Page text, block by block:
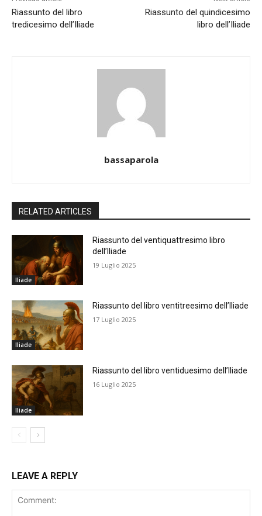
Riassunto del libro
tredicesimo dell’Iliade
Riassunto del quindicesimo
libro dell’Iliade
bassaparola
RELATED ARTICLES
Iliade
Riassunto del ventiquattresimo libro
dell’Iliade
19 Luglio 2025
Iliade
Riassunto del libro ventitreesimo dell’Iliade
17 Luglio 2025
Iliade
Riassunto del libro ventiduesimo dell’Iliade
16 Luglio 2025
LEAVE A REPLY